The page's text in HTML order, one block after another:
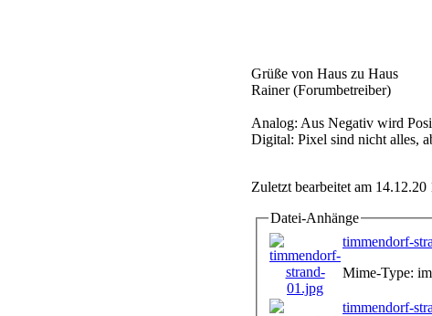
Grüße von Haus zu Haus
Rainer (Forumbetreiber)
Analog: Aus Negativ wird
Digital: Pixel sind nicht alles,
Zuletzt bearbeitet am 14.12.20
Datei-Anhänge
timmendorf-
Mime-Type:
timmendorf-